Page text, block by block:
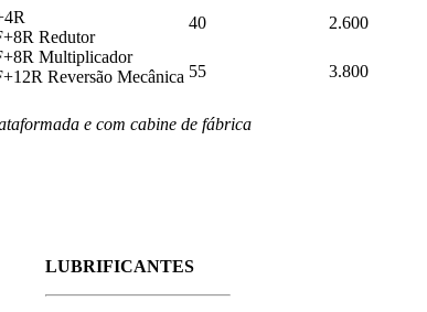
Redutor
Multiplicador
Reversão Mecânica
40 2.600
55 3.800
e com cabine de fábrica
LUBRIFICANTES